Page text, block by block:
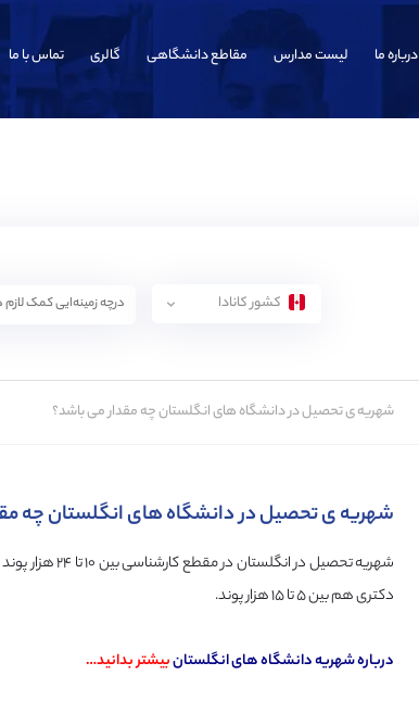
درباره ما لیست مدارس مقاطع دانشگاهی گالری تماس با ما
کشور کانادا
شهریه ی تحصیل در دانشگاه های انگلستان چه مقدار می باشد؟
شهریه ی تحصیل در دانشگاه های انگلستان چه
دکتری هم بین ۵ تا ۱۵ هزار پوند.
درباره شهریه دانشگاه های انگلستانبیشتر بدانید…